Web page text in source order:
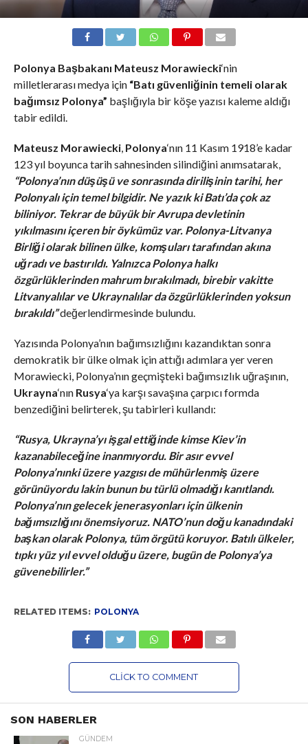
Polonya Başbakanı Mateusz Morawiecki‘nin
milletlerarası medya için “Batı güvenliğinin temeli olarak
bağımsız Polonya” başlığıyla bir köşe yazısı kaleme aldığı
tabir edildi.
Mateusz Morawiecki, Polonya‘nın 11 Kasım 1918’e kadar
123 yıl boyunca tarih sahnesinden silindiğini anımsatarak,
“Polonya’nın düşüşü ve sonrasında dirilişinin tarihi, her
Polonyalı için temel bilgidir. Ne yazık ki Batı’da çok az
biliniyor. Tekrar de büyük bir Avrupa devletinin
yıkılmasını içeren bir öykümüz var. Polonya-Litvanya
Birliği olarak bilinen ülke, komşuları tarafından akına
uğradı ve bastırıldı. Yalnızca Polonya halkı
özgürlüklerinden mahrum bırakılmadı, birebir vakitte
Litvanyalılar ve Ukraynalılar da özgürlüklerinden yoksun
bırakıldı”değerlendirmesinde bulundu.
Yazısında Polonya’nın bağımsızlığını kazandıktan sonra
demokratik bir ülke olmak için attığı adımlara yer veren
Morawiecki, Polonya’nın geçmişteki bağımsızlık uğraşının,
Ukrayna‘nın Rusya‘ya karşı savaşına çarpıcı formda
benzediğini belirterek, şu tabirleri kullandı:
“Rusya, Ukrayna’yı işgal ettiğinde kimse Kiev’in
kazanabileceğine inanmıyordu. Bir asır evvel
Polonya’nınki üzere yazgısı de mühürlenmiş üzere
görünüyordu lakin bunun bu türlü olmadığı kanıtlandı.
Polonya’nın gelecek jenerasyonları için ülkenin
bağımsızlığını önemsiyoruz. NATO’nun doğu kanadındaki
başkan olarak Polonya, tüm örgütü koruyor. Batılı ülkeler,
tıpkı yüz yıl evvel olduğu üzere, bugün de Polonya’ya
güvenebilirler.”
RELATED ITEMS: POLONYA
CLICK TO COMMENT
SON HABERLER
GÜNDEM